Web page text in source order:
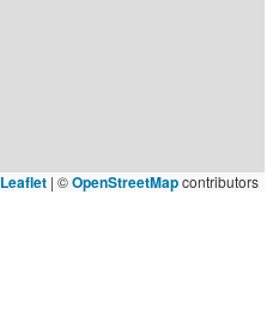
Leaflet | ©OpenStreetMapcontributors